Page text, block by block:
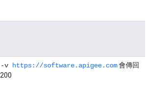
v https://software.apigee.com會傳回